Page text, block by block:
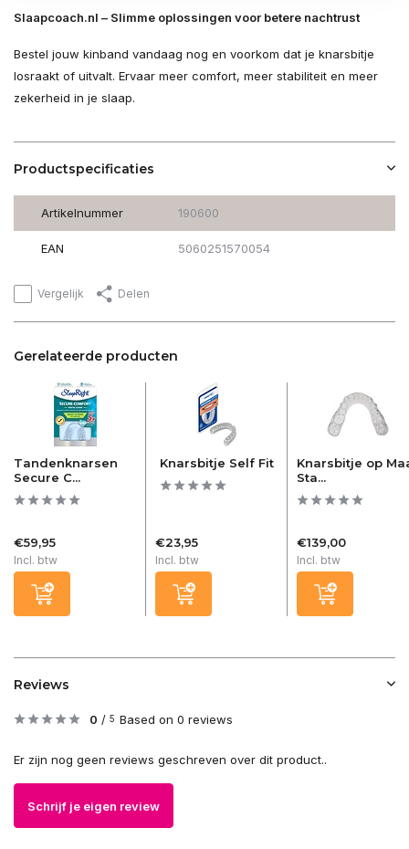
Slaapcoach.nl – Slimme oplossingen voor betere nachtrust
Bestel jouw kinband vandaag nog en voorkom dat je knarsbitje
losraakt of uitvalt. Ervaar meer comfort, meer stabiliteit en meer
zekerheid in je slaap.
Productspecificaties
Artikelnummer 190600
EAN 5060251570054
Vergelijk Delen
Gerelateerde producten
Tandenknarsen
Secure C...
€59,95
Incl. btw
Knarsbitje Self Fit
€23,95
Incl. btw
Knarsbitje op
Sta...
€139,00
Incl. btw
Reviews
0 / 5 Based on 0 reviews
Er zijn nog geen reviews geschreven over dit product..
Schrijf je eigen review